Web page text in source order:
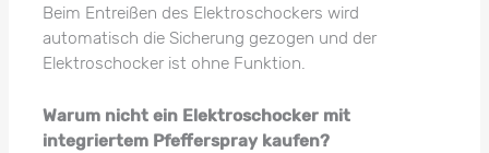
Beim Entreißen des Elektroschockers wird
automatisch die Sicherung gezogen und der
Elektroschocker ist ohne Funktion.
Warum nicht ein Elektroschocker mit
integriertem Pfefferspray kaufen?